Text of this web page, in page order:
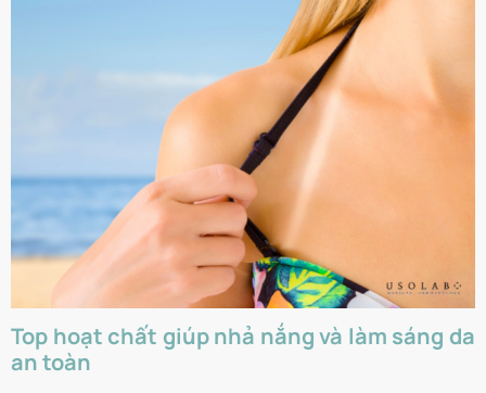
Top hoạt chất giúp nhả nắng và làm sáng da
an toàn